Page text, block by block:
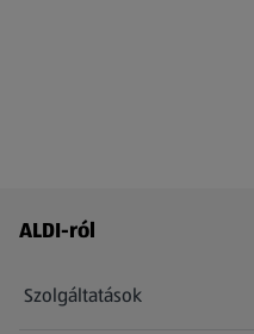
Láblécmenü - további linkek
ALDI-ról
Szolgáltatások